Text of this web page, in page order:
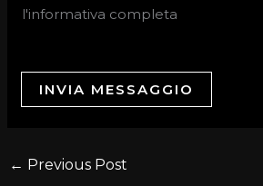
l'informativa completa
INVIA MESSAGGIO
← Previous Post